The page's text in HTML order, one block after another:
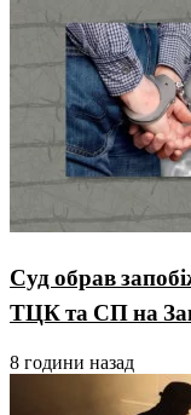
Суд обрав
ТЦК та СП на
8 години назад